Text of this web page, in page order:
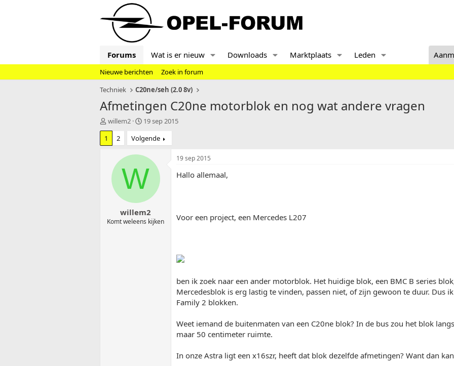
Forums Wat is er nieuw Downloads Marktplaats Leden
Nieuwe berichten
Zoek in forum
Techniek
C20ne/seh (2.0 8v)
Afmetingen C20ne motorblok en nog wat andere vragen
T
o
i
r
willem2
S
a
r
t
a
t
m
19 sep 2015
1
2 Volgende
W
willem2
Komt weleens kijken
19 sep 2015
Hallo allemaal,
Voor een project, een Mercedes L207
ben ik zoek naar een ander motorblok. Het huidige blok, een BMC B series
Mercedesblok is erg lastig te vinden, passen niet, of zijn gewoon te duur. Dus
Family 2 blokken.
Weet iemand de buitenmaten van een C20ne blok? In de bus zou het blok
maar 50 centimeter ruimte.
In onze Astra ligt een x16szr, heeft dat blok dezelfde afmetingen? Want dan